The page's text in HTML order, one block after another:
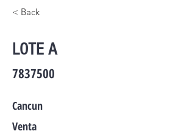
< Back
LOTE A
7837500
Cancun
Venta